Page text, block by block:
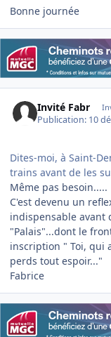
Bonne journée
Invité Fabr
Publication: 10
Dites-moi, à Saint-
trains avant de les
Même pas besoin.....
C'est devenu un
indispensable avant
"Palais"...dont le
inscription " Toi, qui
perds tout espoir..."
Fabrice